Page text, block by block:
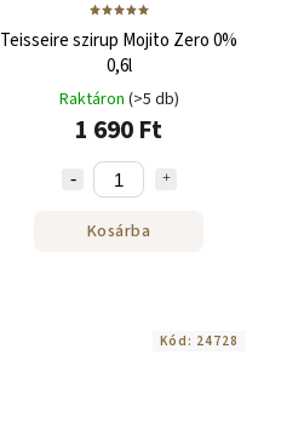
Teisseire szirup Mojito Zero 0%
0,6l
Raktáron (>5 db)
1 690 Ft
Kosárba
Kód: 24728